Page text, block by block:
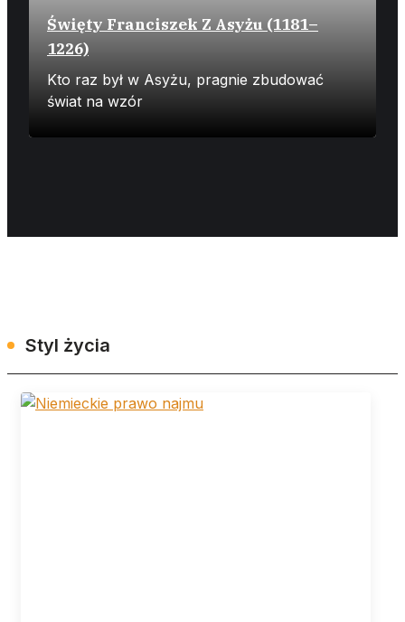
Święty Franciszek Z Asyżu (1181–
1226)
Kto raz był w Asyżu, pragnie zbudować
świat na wzór
Styl życia